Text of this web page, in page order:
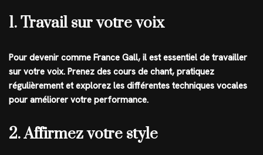
1. Travail sur votre voix
Pour devenir comme France Gall, il est essentiel de travailler
sur votre voix. Prenez des cours de chant, pratiquez
régulièrement et explorez les différentes techniques vocales
pour améliorer votre performance.
2. Affirmez votre style